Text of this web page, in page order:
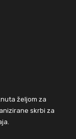
željom za
skrbi za